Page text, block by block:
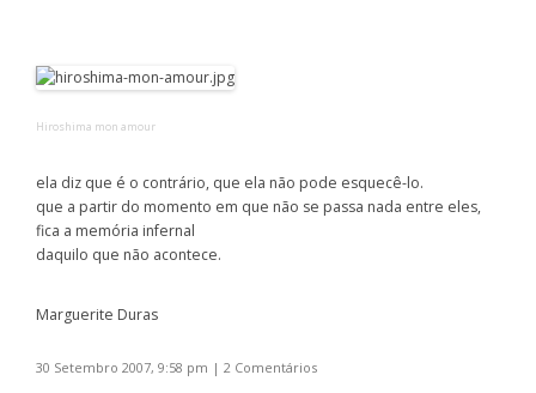
Hiroshima mon amour
ela diz que é o contrário, que ela não pode esquecê-lo.
que a partir do momento em que não se passa nada entre eles,
fica a memória infernal
daquilo que não acontece.
Marguerite Duras
30 Setembro 2007, 9:58 pm | 2 Comentários